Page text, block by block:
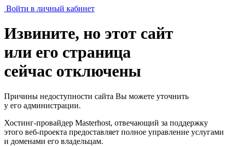
Войти в личный кабинет
Извините, но этот сайт
или его страница
сейчас отключены
Причины недоступности сайта Вы можете уточнить
у его администрации.
Хостинг-провайдер Masterhost, отвечающий за поддержку
этого веб-проекта предоставляет полное управление услугами
и доменами его владельцам.